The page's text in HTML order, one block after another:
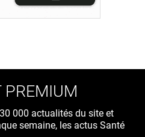
PREMIUM
000 actualités du site et
semaine, les actus Santé